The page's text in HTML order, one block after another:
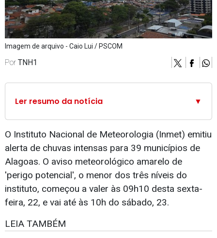
Imagem de arquivo - Caio Lui / PSCOM
Por TNH1
Ler resumo da notícia ▼
O Instituto Nacional de Meteorologia (Inmet) emitiu
alerta de chuvas intensas para 39 municípios de
Alagoas. O aviso meteorológico amarelo de
'perigo potencial', o menor dos três níveis do
instituto, começou a valer às 09h10 desta sexta-
feira, 22, e vai até às 10h do sábado, 23.
LEIA TAMBÉM